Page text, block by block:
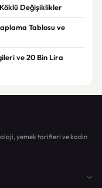
Değişiklikler
Tablosu ve
ve 20 Bin Lira
yemek tarifleri ve kadın